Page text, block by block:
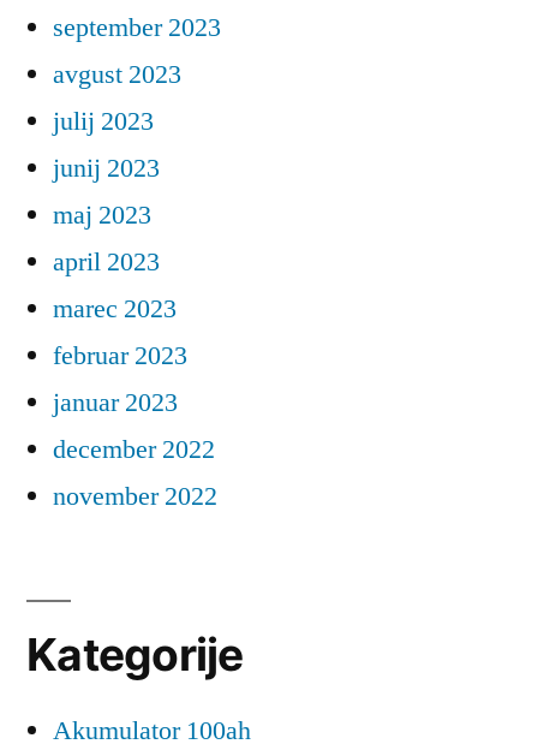
september 2023
avgust 2023
julij 2023
junij 2023
maj 2023
april 2023
marec 2023
februar 2023
januar 2023
december 2022
november 2022
Kategorije
Akumulator 100ah